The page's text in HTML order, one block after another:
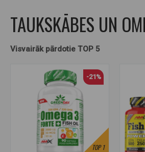
TAUKSKĀBES UN
Visvairāk pārdotie TOP 5
TOP1
-21%